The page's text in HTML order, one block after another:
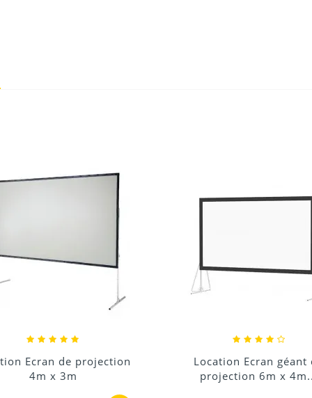
il adapté ?
Ecran géant de
projection 6m x 4m...
Location Pack
Marseille,